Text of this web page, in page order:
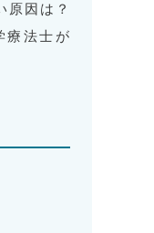
原因は？
療法士が